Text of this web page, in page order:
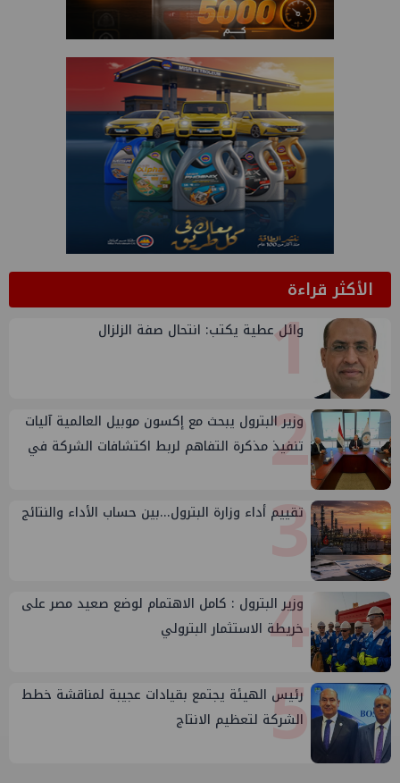
الأكثر قراءة1
وائل عطية يكتب: انتحال صفة الزلزال
2
وزير البترول يبحث مع إكسون موبيل العالمية آليات
تنفيذ مذكرة التفاهم لربط اكتشافات الشركة في
3
تقييم أداء وزارة البترول...بين حساب الأداء والنتائج
4
وزير البترول : كامل الاهتمام لوضع صعيد مصر على
خريطة الاستثمار البترولي
5
رئيس الهيئة يجتمع بقيادات عجيبة لمناقشة خطط
الشركة لتعظيم الانتاج